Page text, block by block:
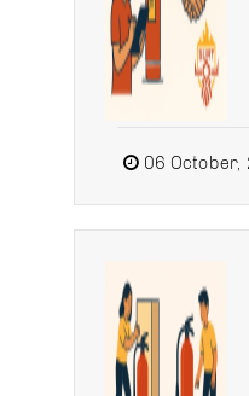
06 October,